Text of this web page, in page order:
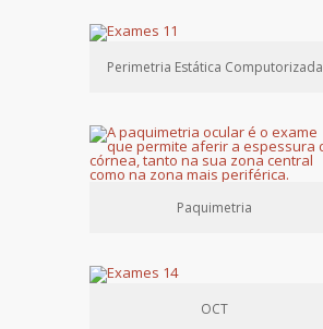
Perimetria Estática Computorizada
Paquimetria
OCT